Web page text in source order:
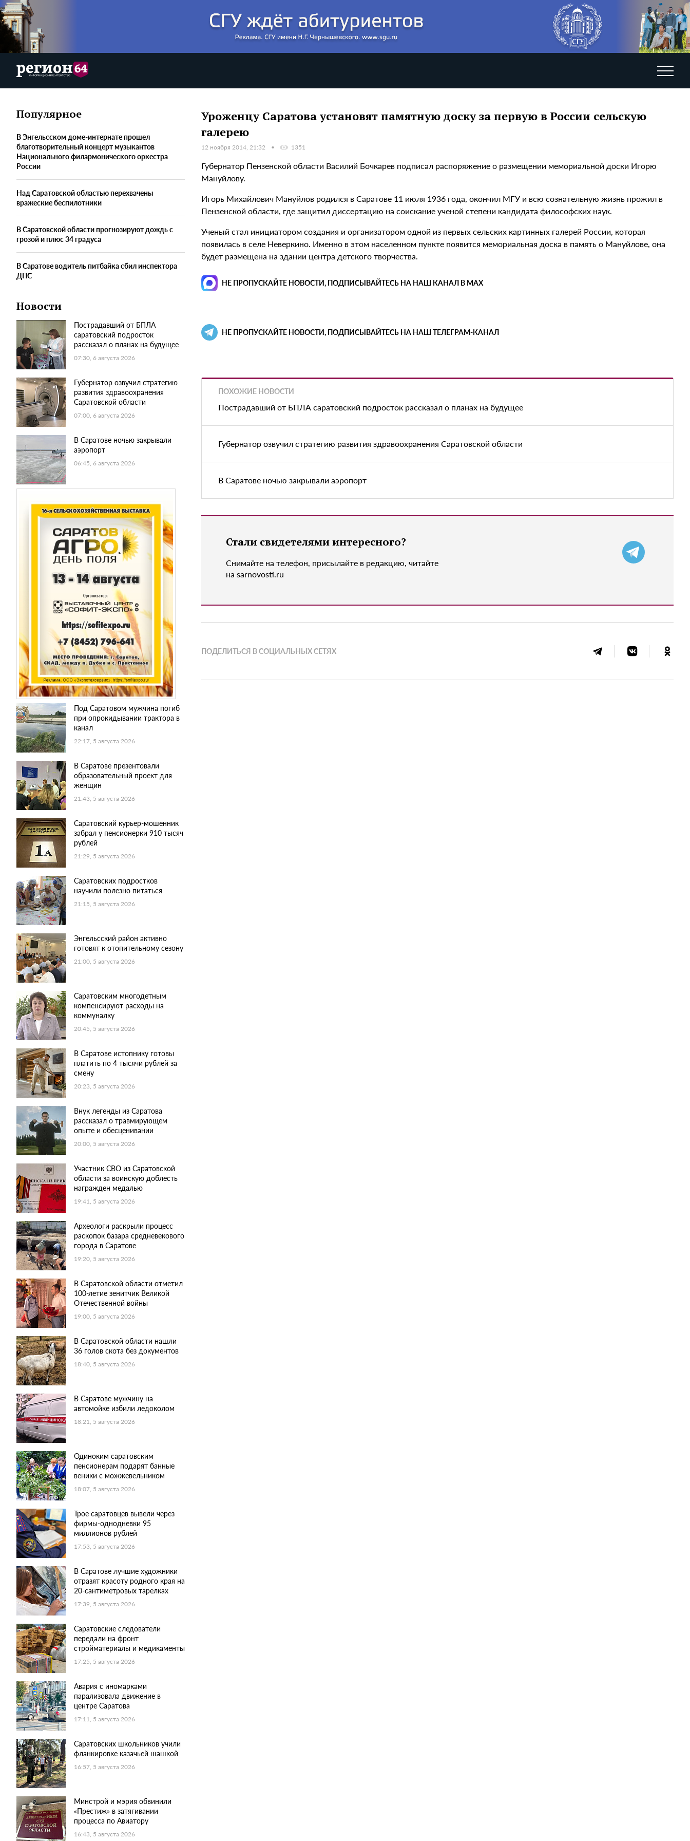
Популярное
В Энгельсском доме-интернате прошел
благотворительный концерт музыкантов
Национального филармонического оркестра
России
Над Саратовской областью перехвачены
вражеские беспилотники
В Саратовской области прогнозируют дождь с
грозой и плюс 34 градуса
В Саратове водитель питбайка сбил инспектора
ДПС
Новости
Пострадавший от БПЛА
саратовский подросток
рассказал о планах на будущее
07:30, 6 августа 2026
Губернатор озвучил стратегию
развития здравоохранения
Саратовской области
07:00, 6 августа 2026
В Саратове ночью закрывали
аэропорт
06:45, 6 августа 2026
Под Саратовом мужчина погиб
при опрокидывании трактора в
канал
22:17, 5 августа 2026
В Саратове презентовали
образовательный проект для
женщин
21:43, 5 августа 2026
Саратовский курьер-мошенник
забрал у пенсионерки 910 тысяч
рублей
21:29, 5 августа 2026
Саратовских подростков
научили полезно питаться
21:15, 5 августа 2026
Энгельсский район активно
готовят к отопительному сезону
21:00, 5 августа 2026
Саратовским многодетным
компенсируют расходы на
коммуналку
20:45, 5 августа 2026
В Саратове истопнику готовы
платить по 4 тысячи рублей за
смену
20:23, 5 августа 2026
Внук легенды из Саратова
рассказал о травмирующем
опыте и обесценивании
20:00, 5 августа 2026
Участник СВО из Саратовской
области за воинскую доблесть
награжден медалью
19:41, 5 августа 2026
Археологи раскрыли процесс
раскопок базара средневекового
города в Саратове
19:20, 5 августа 2026
В Саратовской области отметил
100-летие зенитчик Великой
Отечественной войны
19:00, 5 августа 2026
В Саратовской области нашли
36 голов скота без документов
18:40, 5 августа 2026
В Саратове мужчину на
автомойке избили ледоколом
18:21, 5 августа 2026
Одиноким саратовским
пенсионерам подарят банные
веники с можжевельником
18:07, 5 августа 2026
Трое саратовцев вывели через
фирмы-однодневки 95
миллионов рублей
17:53, 5 августа 2026
В Саратове лучшие художники
отразят красоту родного края на
20-сантиметровых тарелках
17:39, 5 августа 2026
Саратовские следователи
передали на фронт
стройматериалы и медикаменты
17:25, 5 августа 2026
Авария с иномарками
парализовала движение в
центре Саратова
17:11, 5 августа 2026
Саратовских школьников учили
фланкировке казачьей шашкой
16:57, 5 августа 2026
Минстрой и мэрия обвинили
«Престиж» в затягивании
процесса по Авиатору
16:43, 5 августа 2026
Уроженцу Саратова установят памятную доску за первую в России сельскую
галерею
12 ноября 2014, 21:32 1351
Губернатор Пензенской области Василий Бочкарев подписал распоряжение о размещении мемориальной доски Игорю
Мануйлову.
Игорь Михайлович Мануйлов родился в Саратове 11 июля 1936 года, окончил МГУ и всю сознательную жизнь прожил в
Пензенской области, где защитил диссертацию на соискание ученой степени кандидата философских наук.
Ученый стал инициатором создания и организатором одной из первых сельских картинных галерей России, которая
появилась в селе Неверкино. Именно в этом населенном пункте появится мемориальная доска в память о Мануйлове, она
будет размещена на здании центра детского творчества.
НЕ ПРОПУСКАЙТЕ НОВОСТИ, ПОДПИСЫВАЙТЕСЬ НА НАШ КАНАЛ В MAX
НЕ ПРОПУСКАЙТЕ НОВОСТИ, ПОДПИСЫВАЙТЕСЬ НА НАШ ТЕЛЕГРАМ-КАНАЛ
ПОХОЖИЕ НОВОСТИ
Пострадавший от БПЛА саратовский подросток рассказал о планах на будущее
Губернатор озвучил стратегию развития здравоохранения Саратовской области
В Саратове ночью закрывали аэропорт
Стали свидетелями интересного?
Снимайте на телефон, присылайте в редакцию, читайте
на sarnovosti.ru
ПОДЕЛИТЬСЯ В СОЦИАЛЬНЫХ СЕТЯХ